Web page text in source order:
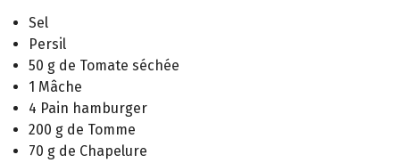
Sel
Persil
50 g de Tomate séchée
1 Mâche
4 Pain hamburger
200 g de Tomme
70 g de Chapelure